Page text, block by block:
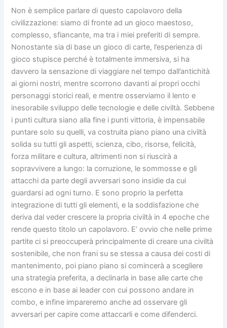
Non è semplice parlare di questo capolavoro della
civilizzazione: siamo di fronte ad un gioco maestoso,
complesso, sfiancante, ma tra i miei preferiti di sempre.
Nonostante sia di base un gioco di carte, l’esperienza di
gioco stupisce perché è totalmente immersiva, si ha
davvero la sensazione di viaggiare nel tempo dall’antichità
ai giorni nostri, mentre scorrono davanti ai propri occhi
personaggi storici reali, e mentre osserviamo il lento e
inesorabile sviluppo delle tecnologie e delle civiltà. Sebbene
i punti cultura siano alla fine i punti vittoria, è impensabile
puntare solo su quelli, va costruita piano piano una civiltà
solida su tutti gli aspetti, scienza, cibo, risorse, felicità,
forza militare e cultura, altrimenti non si riuscirà a
sopravvivere a lungo: la corruzione, le sommosse e gli
attacchi da parte degli avversari sono insidie da cui
guardarsi ad ogni turno. E sono proprio la perfetta
integrazione di tutti gli elementi, e la soddisfazione che
deriva dal veder crescere la propria civiltà in 4 epoche che
rende questo titolo un capolavoro. E’ ovvio che nelle prime
partite ci si preoccuperà principalmente di creare una civiltà
sostenibile, che non frani su se stessa a causa dei costi di
mantenimento, poi piano piano si comincerà a scegliere
una strategia preferita, a declinarla in base alle carte che
escono e in base ai leader con cui possono andare in
combo, e infine impareremo anche ad osservare gli
avversari per capire come attaccarli e come difenderci.